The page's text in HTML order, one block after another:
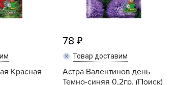
Красная
78
Товар доставим
Астра Валентинов день
Темно-синяя 0,2гр. (Поиск)